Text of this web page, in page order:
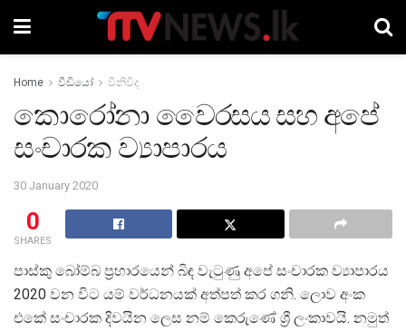
Home වීඩියෝ විනිවිද
කොරෝනා වෛරසය සහ අපේ
සංචාරක ව්‍යාපාරය
30 January 2020
0
SHARES
පාස්කු බෝම්බ ප්‍රහාරයෙන් බිඳ වැටුණු අපේ සංචාරක ව්‍යාපාරය
2020 වන විට යම් වර්ධනයක් අත්පත් කර ගනි. ලොව අංක
එකේ සංචාරක දිවයින ලෙස නම් කෙරුණේ ශ්‍රී ලංකාවයි. නමුත්